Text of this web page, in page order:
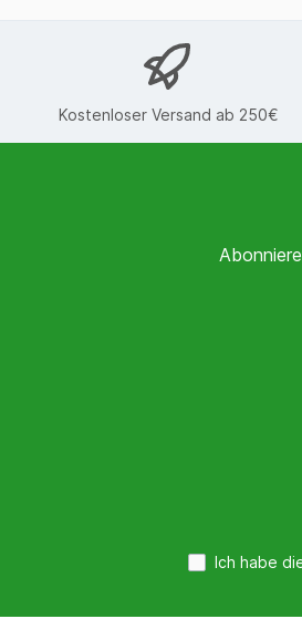
Kostenloser Versand ab 250€
Ich habe